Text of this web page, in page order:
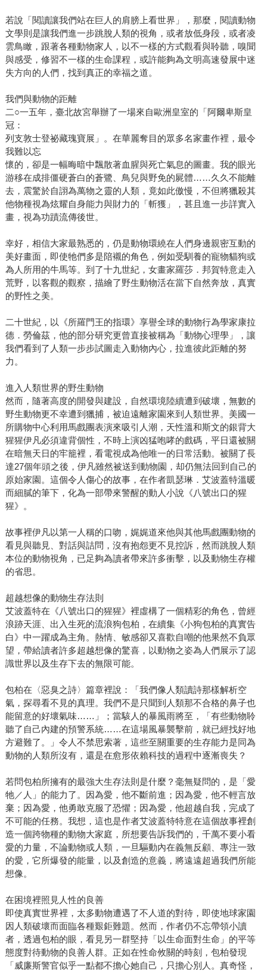
若說「閱讀讓我們站在巨人的肩膀上看世界」，那麼，閱讀動物
文學則是讓我們進一步跳脫人類的視角，或者放低身段，或者凌
雲鳥瞰，跟著各種動物家人，以不一樣的方式觀看與聆聽，嗅聞
與感受，修習不一樣的生命課程，或許能夠為文明高速發展中迷
失方向的人們，找到真正的幸福之道。
我們與動物的距離
二○一五年，臺北故宮舉辦了一場來自歐洲皇室的「阿爾卑斯皇
冠：
列支敦士登祕藏瑰寶展」。在華麗奪目的眾多名家畫作裡，最令
我難以忘
懷的，卻是一幅晦暗中飄散著血腥與死亡氣息的圖畫。我的眼光
游移在成排僵硬蒼白的蒼鷺、鳥兒與野免的屍體……久久不能離
去，震驚於自詡為萬物之靈的人類，竟如此傲慢，不但將獵殺其
他物種視為炫耀自身能力與財力的「斬獲」，甚且進一步詳實入
畫，視為功蹟流傳後世。
幸好，相信大家最熟悉的，仍是動物環繞在人們身邊親密互動的
美好畫面，即使牠們多是陪襯的角色，例如受馴養的寵物貓狗或
為人所用的牛馬等。到了十九世紀，女畫家羅莎．邦賀特意走入
荒野，以客觀的觀察，描繪了野生動物活在當下自然奔放，真實
的野性之美。
二十世紀，以《所羅門王的指環》享譽全球的動物行為學家康拉
德．勞倫茲，他的部分研究更曾直接被稱為「動物心理學」，讓
我們看到了人類一步步試圖走入動物內心，拉進彼此距離的努
力。
進入人類世界的野生動物
然而，隨著高度的開發與建設，自然環境陸續遭到破壞，無數的
野生動物更不幸遭到獵捕，被迫遠離家園來到人類世界。美國一
所購物中心利用馬戲團表演來吸引人潮，天性溫和斯文的銀背大
猩猩伊凡必須違背個性，不時上演凶猛咆哮的戲碼，平日還被關
在暗無天日的牢籠裡，看電視成為他唯一的日常活動。被關了長
達27個年頭之後，伊凡雖然被送到動物園，却仍無法回到自己的
原始家園。這個令人傷心的故事，在作者凱瑟琳．艾波蓋特溫暖
而細膩的筆下，化為一部帶來警醒的動人小說《八號出口的猩
猩》。
故事裡伊凡以第一人稱的口吻，娓娓道來他與其他馬戲團動物的
看見與聽見、對話與詰問，沒有抱怨更不見控訴，然而跳脫人類
本位的動物視角，已足夠為讀者帶來許多衝擊，以及動物生存權
的省思。
超越想像的動物生存法則
艾波蓋特在《八號出口的猩猩》裡虛構了一個精彩的角色，曾經
浪跡天涯、出入生死的流浪狗包柏，在續集《小狗包柏的真實告
白》中一躍成為主角。熱情、敏感卻又喜歡自嘲的他果然不負眾
望，帶給讀者許多超越想像的驚喜，以動物之姿為人們展示了認
識世界以及生存下去的無限可能。
包柏在〈惡臭之詩〉篇章裡說：「我們像人類讀詩那樣解析空
氣，探尋看不見的真理。我們不是只聞到人類那不合格的鼻子也
能留意的好壞氣味……」；當駭人的暴風雨將至，「有些動物聆
聽了自己內建的預警系統……在這場風暴襲擊前，就已經找好地
方避難了。」令人不禁思索著，這些至關重要的生存能力是同為
動物的人類所沒有，還是在愈形依賴科技的過程中逐漸喪失？
若問包柏所擁有的最強大生存法則是什麼？毫無疑問的，是「愛
牠／人」的能力了。因為愛，他不斷前進；因為愛，他不輕言放
棄；因為愛，他勇敢克服了恐懼；因為愛，他超越自我，完成了
不可能的任務。我想，這也是作者艾波蓋特特意在這個故事裡創
造一個跨物種的動物大家庭，所想要告訴我們的，千萬不要小看
愛的力量，不論動物或人類，一旦驅動內在義無反顧、專注一致
的愛，它所爆發的能量，以及創造的意義，將遠遠超過我們所能
想像。
在困境裡照見人性的良善
即使真實世界裡，太多動物遭遇了不人道的對待，即使地球家園
因人類破壞而面臨各種艱鉅難題。然而，作者仍不忘帶領小讀
者，透過包柏的眼，看見另一群堅持「以生命面對生命」的平等
態度對待動物的良善人群。正如在性命攸關的時刻，包柏發現
「威廉斯警官似乎一點都不擔心她自己，只擔心別人。真奇怪，